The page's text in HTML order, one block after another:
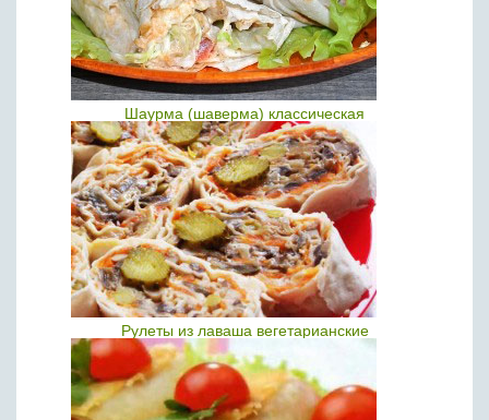
Шаурма (шаверма) классическая
Рулеты из лаваша вегетарианские